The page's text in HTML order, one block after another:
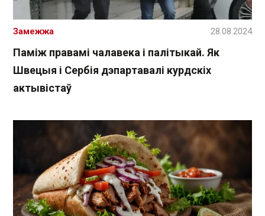
Паміж правамі чалавека і палітыкай. Як
Швецыя і Сербія дэпартавалі курдскіх
актывістаў
Замежжа 28.08.2024